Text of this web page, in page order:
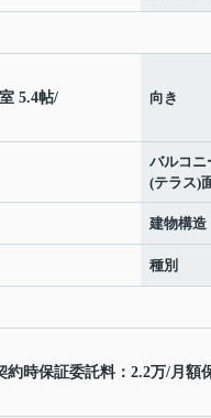
5.4帖/
向き
バルコニ
(テラス)
建物構造
種別
約時保証委託料：2.2万/月